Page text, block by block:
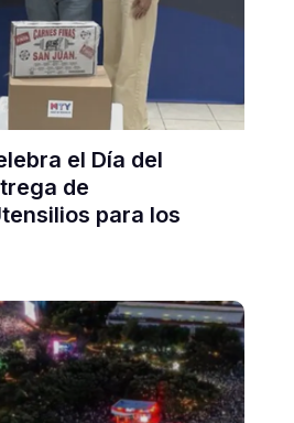
el Día del
de
para los